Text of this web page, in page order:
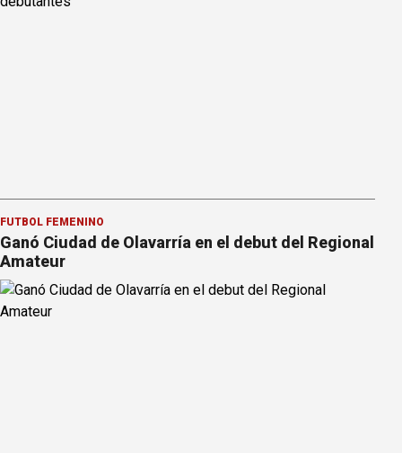
FÚTBOL FEMENINO
Ganó Ciudad de Olavarría en el debut del Regional
Amateur